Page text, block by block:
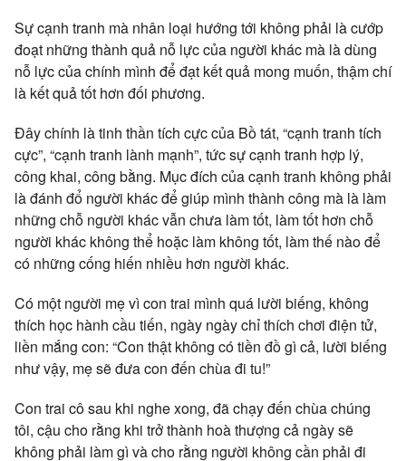
Sự cạnh tranh mà nhân loại hướng tới không phải là cướp
đoạt những thành quả nỗ lực của người khác mà là dùng
nỗ lực của chính mình để đạt kết quả mong muốn, thậm chí
là kết quả tốt hơn đối phương.
Đây chính là tinh thần tích cực của Bồ tát, “cạnh tranh tích
cực”, “cạnh tranh lành mạnh”, tức sự cạnh tranh hợp lý,
công khai, công bằng. Mục đích của cạnh tranh không phải
là đánh đổ người khác để giúp mình thành công mà là làm
những chỗ người khác vẫn chưa làm tốt, làm tốt hơn chỗ
người khác không thể hoặc làm không tốt, làm thế nào để
có những cống hiến nhiều hơn người khác.
Có một người mẹ vì con trai mình quá lười biếng, không
thích học hành cầu tiến, ngày ngày chỉ thích chơi điện tử,
liền mắng con: “Con thật không có tiền đồ gì cả, lười biếng
như vậy, mẹ sẽ đưa con đến chùa đi tu!”
Con trai cô sau khi nghe xong, đã chạy đến chùa chúng
tôi, cậu cho rằng khi trở thành hoà thượng cả ngày sẽ
không phải làm gì và cho rằng người không cần phải đi